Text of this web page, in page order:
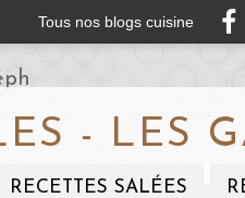
Tous nos blogs cuisine
- LES
RECETTES SALÉES